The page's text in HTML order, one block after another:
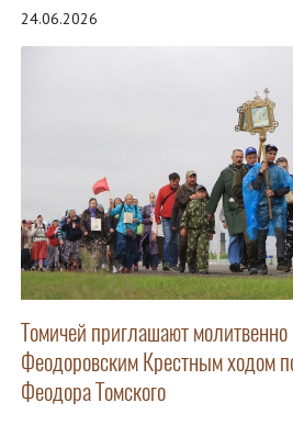
24.06.2026
Томичей приглашают молитвенно
Феодоровским Крестным ходом
Феодора Томского